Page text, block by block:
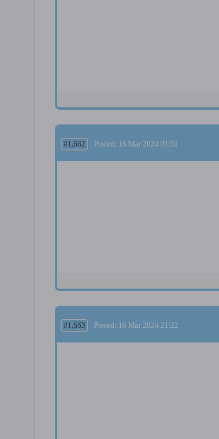
#1,662 Posted: 16 Mar 2024 01:51
#1,663 Posted: 16 Mar 2024 21:22